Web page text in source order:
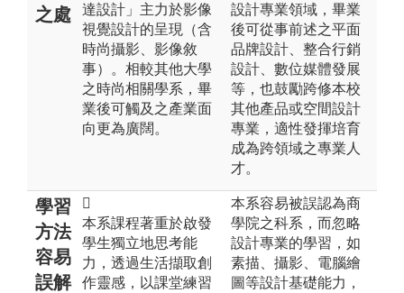
之處
達設計」主力於影像
視覺設計的呈現（含
時尚攝影、影像敘
事）。相較其他大學
之時尚相關學系，畢
業後可觸及之產業面
向更為廣闊。
設計專業領域，畢業
後可從事前述之平面
品牌設計、整合行銷
設計、數位媒體發展
等，也鼓勵跨修本校
其他產品或空間設計
專業，適性發揮培育
成為跨領域之專業人
才。
學習
方法
容易
誤解

本系課程著重於啟發
學生獨立地思考能
力，透過生活擷取創
作靈感，以課堂練習
本系容易被誤認為商
學院之科系，而忽略
設計專業的學習，如
素描、攝影、電腦繪
圖等設計基礎能力，